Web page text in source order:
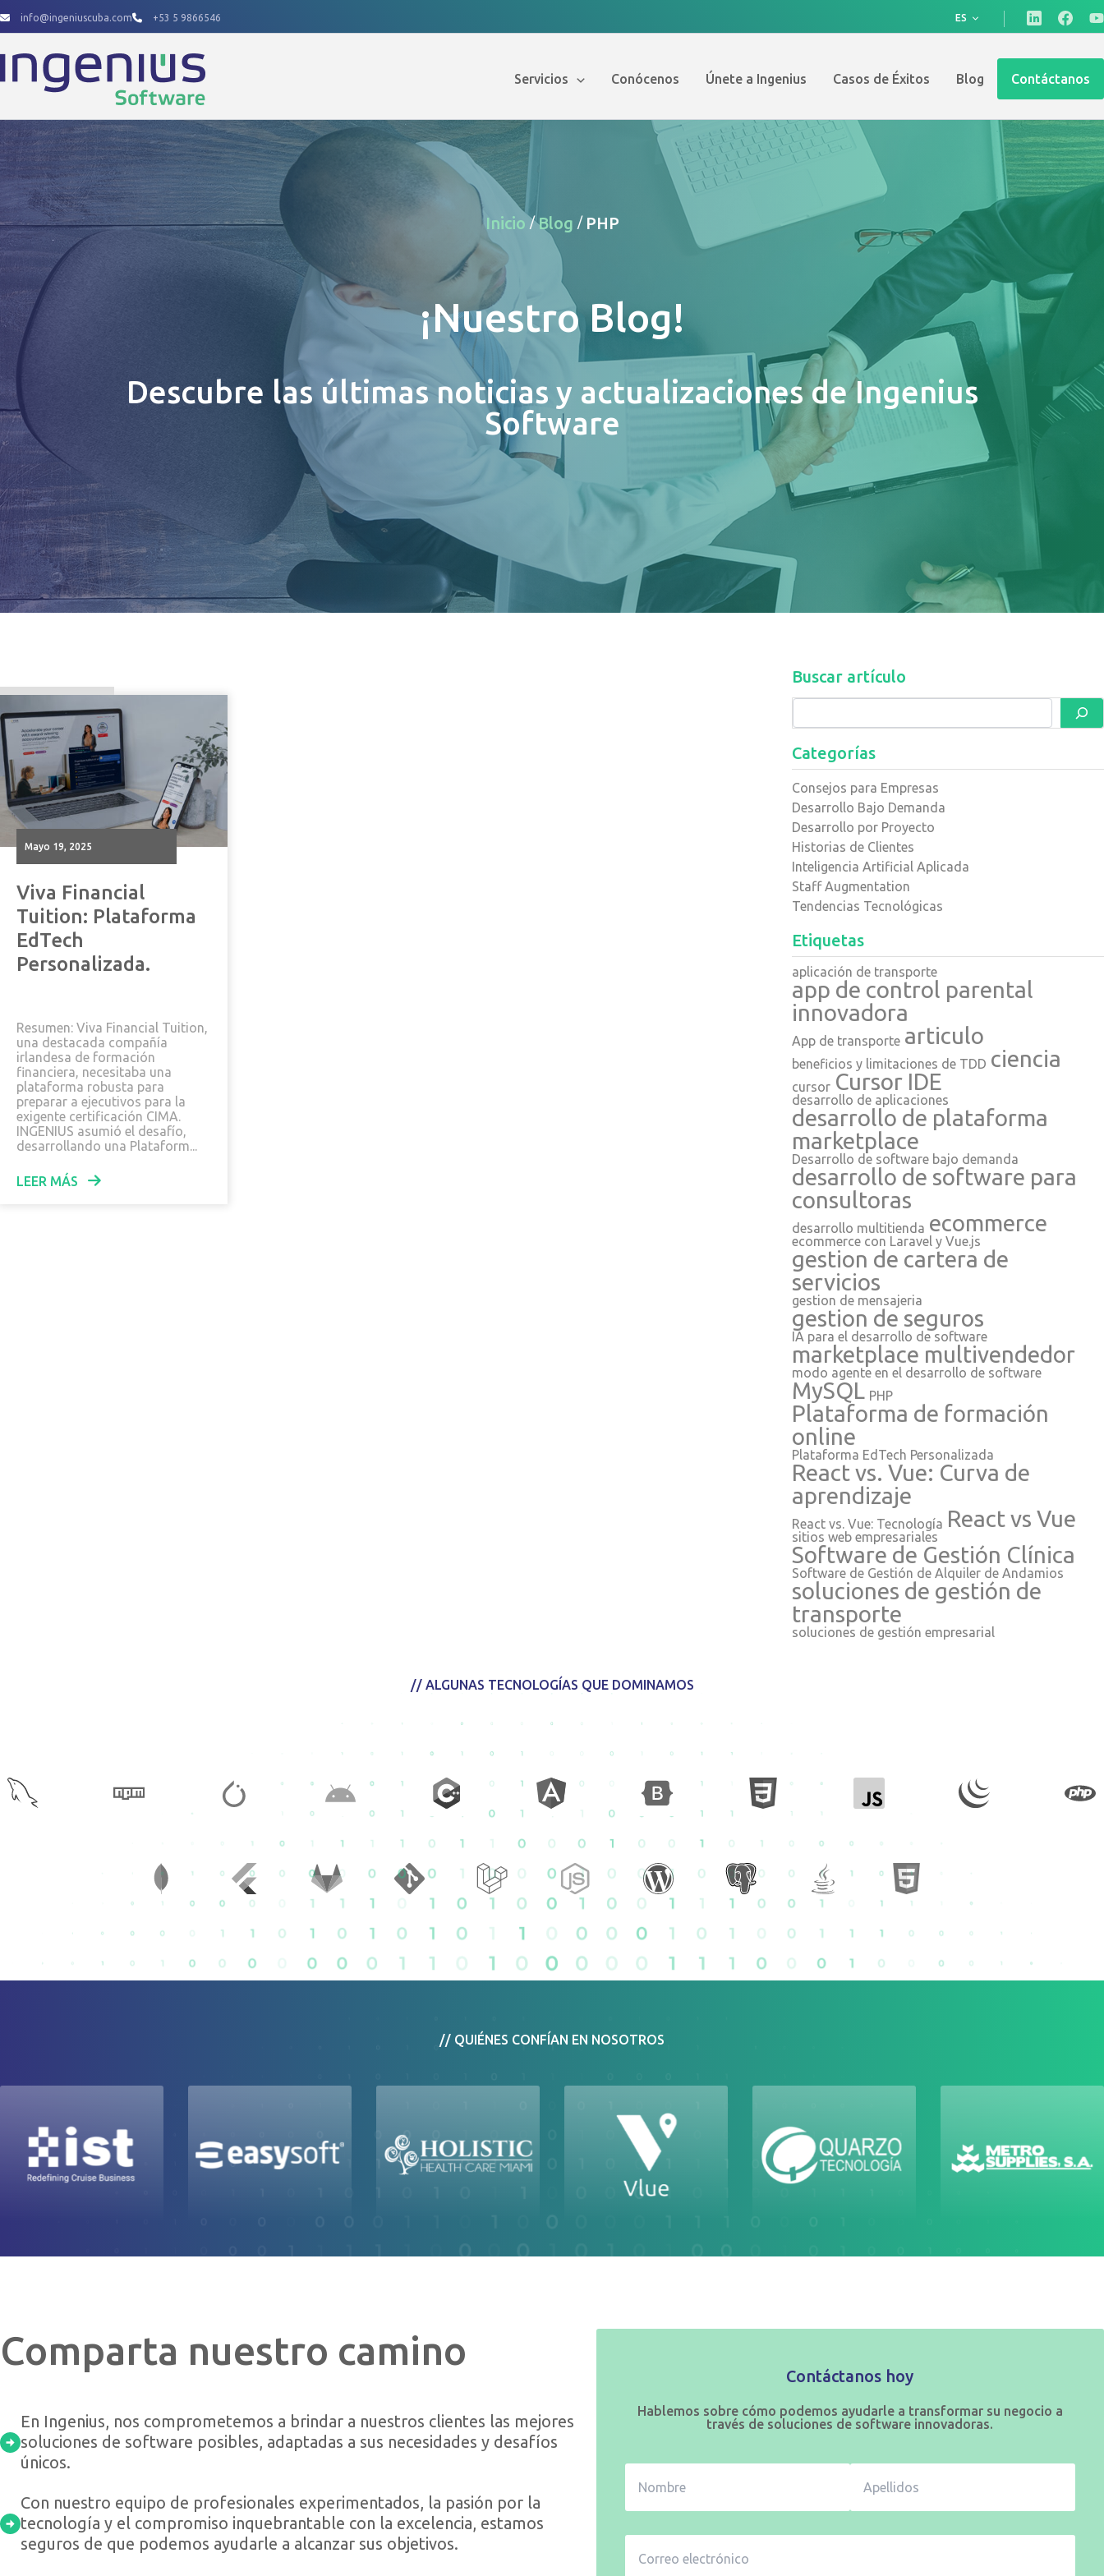
info@ingeniuscuba.com +53 5 9866546 ES
Servicios Conócenos Únete a Ingenius Casos de Éxitos Blog Contáctanos
Inicio / Blog / PHP
¡Nuestro Blog!
Descubre las últimas noticias y actualizaciones de Ingenius
Software
mayo 19, 2025
Viva Financial
Tuition: Plataforma
EdTech
Personalizada.
Resumen: Viva Financial Tuition,
una destacada compañía
irlandesa de formación
financiera, necesitaba una
plataforma robusta para
preparar a ejecutivos para la
exigente certificación CIMA.
INGENIUS asumió el desafío,
desarrollando una Plataform...
LEER MÁS
Buscar artículo
Categorías
Consejos para Empresas
Desarrollo Bajo Demanda
Desarrollo por Proyecto
Historias de Clientes
Inteligencia Artificial Aplicada
Staff Augmentation
Tendencias Tecnológicas
Etiquetas
aplicación de transporte
app de control parental
innovadora
App de transporte articulo
beneficios y limitaciones de TDD ciencia
cursor Cursor IDE
desarrollo de aplicaciones
desarrollo de plataforma
marketplace
Desarrollo de software bajo demanda
desarrollo de software para
consultoras
desarrollo multitienda ecommerce
ecommerce con Laravel y Vue.js
gestion de cartera de
servicios
gestion de mensajeria
gestion de seguros
IA para el desarrollo de software
marketplace multivendedor
modo agente en el desarrollo de software
MySQL PHP
Plataforma de formación
online
Plataforma EdTech Personalizada
React vs. Vue: Curva de
aprendizaje
React vs. Vue: Tecnología React vs Vue
sitios web empresariales
Software de Gestión Clínica
Software de Gestión de Alquiler de Andamios
soluciones de gestión de
transporte
soluciones de gestión empresarial
// ALGUNAS TECNOLOGÍAS QUE DOMINAMOS
// QUIÉNES CONFÍAN EN NOSOTROS
Comparta nuestro camino
En Ingenius, nos comprometemos a brindar a nuestros clientes las mejores
soluciones de software posibles, adaptadas a sus necesidades y desafíos
únicos.
Con nuestro equipo de profesionales experimentados, la pasión por la
tecnología y el compromiso inquebrantable con la excelencia, estamos
seguros de que podemos ayudarle a alcanzar sus objetivos.
Contáctanos hoy
Hablemos sobre cómo podemos ayudarle a transformar su negocio a
través de soluciones de software innovadoras.